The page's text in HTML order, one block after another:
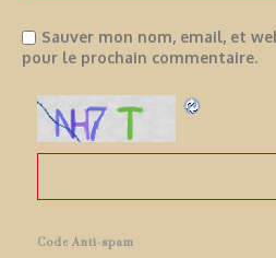
Sauver mon nom, email, et
pour le prochain commentaire.
Code Anti-spam